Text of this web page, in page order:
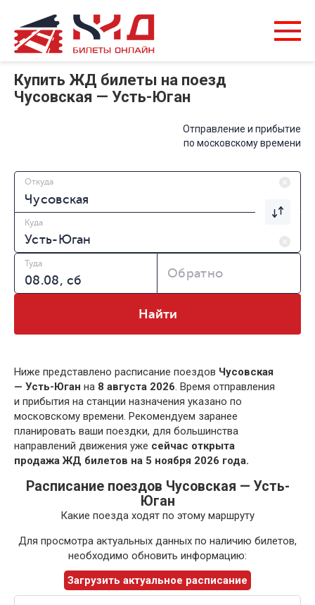
Купить ЖД билеты на поезд
Чусовская — Усть-Юган
Отправление и прибытие
по московскому времени
Откуда
Куда
Туда
Обратно
Найти
Ниже представлено расписание поездов Чусовская
— Усть-Юган на 8 августа 2026. Время отправления
и прибытия на станции назначения указано по
московскому времени. Рекомендуем заранее
планировать ваши поездки, для большинства
направлений движения уже сейчас открыта
продажа ЖД билетов на 5 ноября 2026 года.
Расписание поездов Чусовская — Усть-
Юган
Какие поезда ходят по этому маршруту
Для просмотра актуальных данных по наличию билетов,
необходимо обновить информацию:
Загрузить актуальное расписание